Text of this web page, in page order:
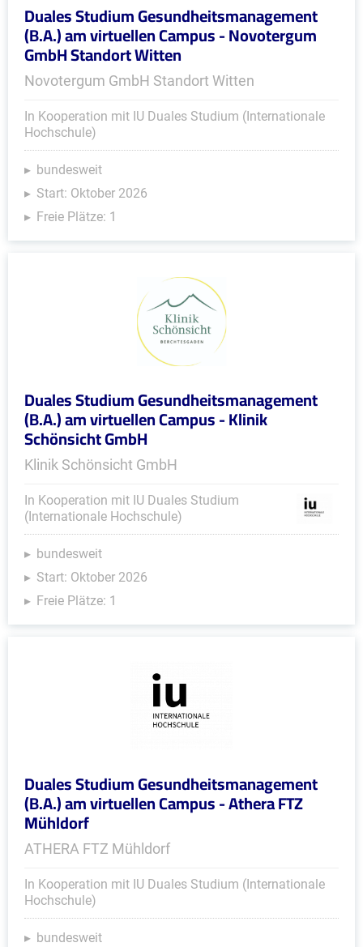
Duales Studium Gesundheitsmanagement
(B.A.) am virtuellen Campus - Novotergum
GmbH Standort Witten
Novotergum GmbH Standort Witten
In Kooperation mit IU Duales Studium (Internationale
Hochschule)
bundesweit
Start: Oktober 2026
Freie Plätze: 1
Duales Studium Gesundheitsmanagement
(B.A.) am virtuellen Campus - Klinik
Schönsicht GmbH
Klinik Schönsicht GmbH
In Kooperation mit IU Duales Studium
(Internationale Hochschule)
bundesweit
Start: Oktober 2026
Freie Plätze: 1
Duales Studium Gesundheitsmanagement
(B.A.) am virtuellen Campus - Athera FTZ
Mühldorf
ATHERA FTZ Mühldorf
In Kooperation mit IU Duales Studium (Internationale
Hochschule)
bundesweit